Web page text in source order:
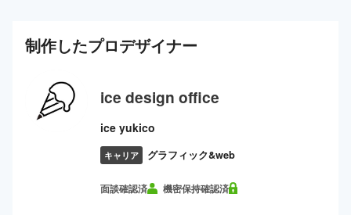
制作したプロデザイナー
ice design office
ice yukico
キャリア グラフィック&web
面談確認済 機密保持確認済